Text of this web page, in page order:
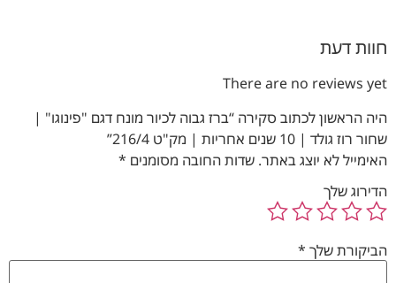
חוות דעת
There are no reviews yet
היה הראשון לכתוב סקירה “ברז גבוה לכיור מונח דגם "פינוגו" |
שחור רוז גולד | 10 שנים אחריות | מק"ט 216/4”
האימייל לא יוצג באתר. שדות החובה מסומנים *
הדירוג שלך
הביקורת שלך *